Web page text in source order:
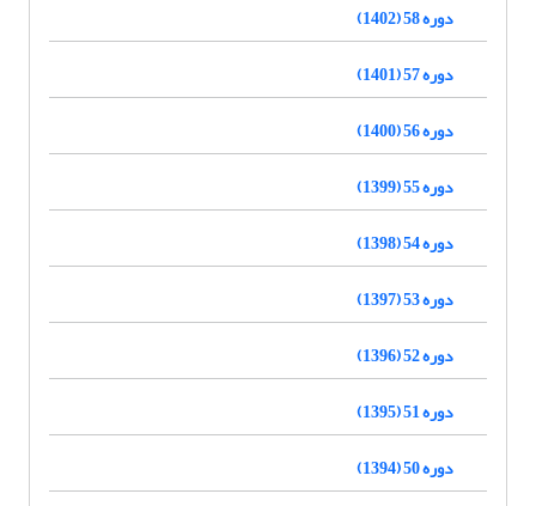
دوره 58 (1402)
دوره 57 (1401)
دوره 56 (1400)
دوره 55 (1399)
دوره 54 (1398)
دوره 53 (1397)
دوره 52 (1396)
دوره 51 (1395)
دوره 50 (1394)